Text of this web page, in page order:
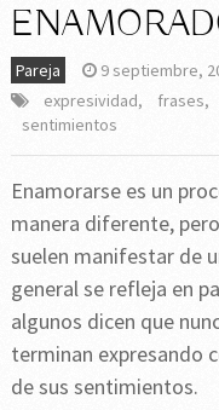
Pareja 9 septiembre,
expresividad, frases,
sentimientos
Enamorarse es un
manera diferente,
suelen manifestar de
general se refleja en
algunos dicen que
terminan expresando
de sus sentimientos.